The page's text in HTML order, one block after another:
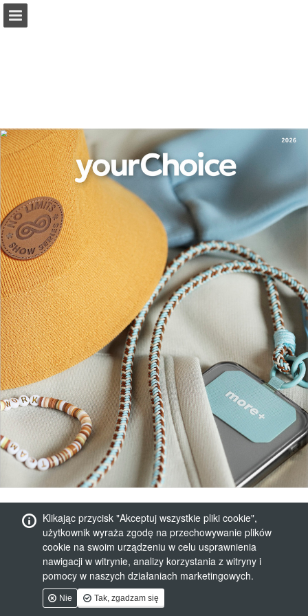
Klikając przycisk "Akceptuj wszystkie pliki cookie",
użytkownik wyraża zgodę na przechowywanie plików
cookie na swoim urządzeniu w celu usprawnienia
nawigacji w witrynie, analizy korzystania z witryny i
pomocy w naszych działaniach marketingowych.
Nie Tak, zgadzam się
Wyszukiwanie
Moje ulubione